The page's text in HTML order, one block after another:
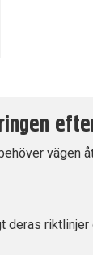
vägen
deras riktlinjer